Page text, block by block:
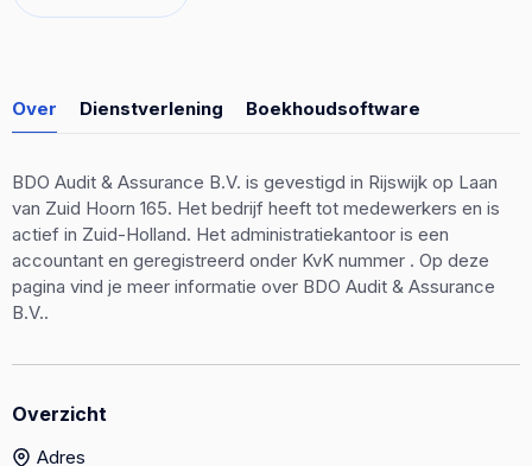
Over Dienstverlening Boekhoudsoftware
BDO Audit & Assurance B.V. is gevestigd in Rijswijk op Laan
van Zuid Hoorn 165. Het bedrijf heeft tot medewerkers en is
actief in Zuid-Holland. Het administratiekantoor is een
accountant en geregistreerd onder KvK nummer . Op deze
pagina vind je meer informatie over BDO Audit & Assurance
B.V..
Overzicht
Adres